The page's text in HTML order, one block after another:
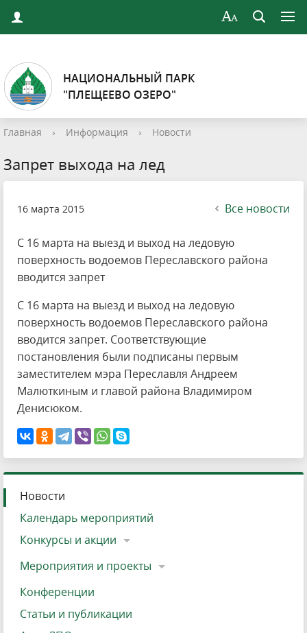
НАЦИОНАЛЬНЫЙ ПАРК
"ПЛЕЩЕЕВО ОЗЕРО"
Главная › Информация › Новости
Запрет выхода на лед
16 марта 2015 Все новости
С 16 марта на выезд и выход на ледовую
поверхность водоемов Переславского района
вводится запрет
С 16 марта на выезд и выход на ледовую
поверхность водоемов Переславского района
вводится запрет. Соответствующие
постановления были подписаны первым
заместителем мэра Переславля Андреем
Малюткиным и главой района Владимиром
Денисюком.
Новости
Календарь мероприятий
Конкурсы и акции
Мероприятия и проекты
Конференции
Статьи и публикации